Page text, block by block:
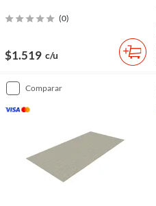
(0)
$1.519 c/u
comparar